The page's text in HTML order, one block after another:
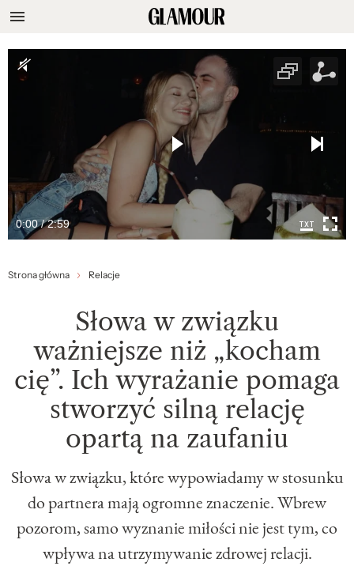
0:00 / 2:59
Strona główna Relacje
Słowa w związku
ważniejsze niż „kocham
cię”. Ich wyrażanie pomaga
stworzyć silną relację
opartą na zaufaniu
Słowa w związku, które wypowiadamy w stosunku
do partnera mają ogromne znaczenie. Wbrew
pozorom, samo wyznanie miłości nie jest tym, co
wpływa na utrzymywanie zdrowej relacji.